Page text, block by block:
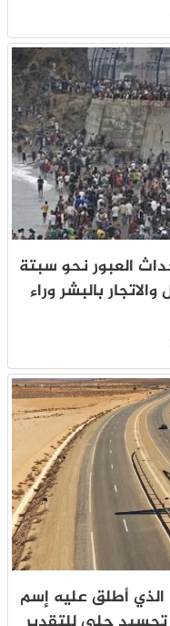
العبور نحو سبتة
بالبشر وراء
الذي أطلق عليه إسم